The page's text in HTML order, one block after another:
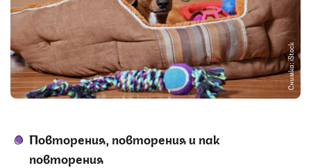
Снимка: iStock
Повторения, повторения и пак
повторения